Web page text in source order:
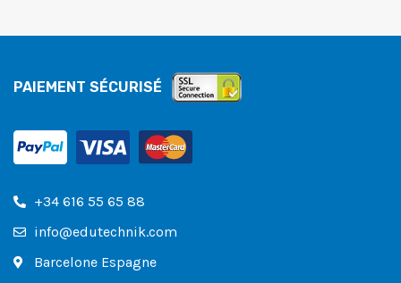
PAIEMENT SÉCURISÉ
+34 616 55 65 88
info@edutechnik.com
Barcelone Espagne